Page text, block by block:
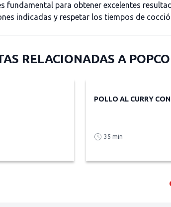
fundamental para obtener excelentes
indicadas y respetar los tiempos de
RELACIONADAS A
POLLO AL CURRY
35 min